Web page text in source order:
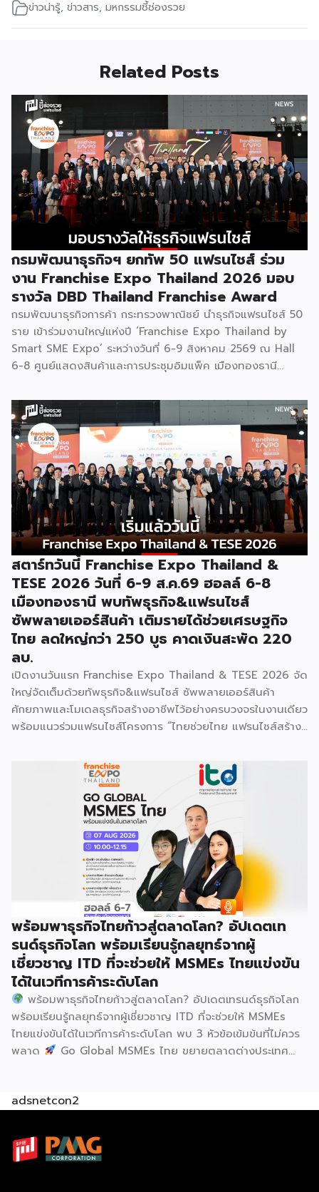
ข่าวน่ารู้, ข่าวสาร, มหกรรมชี้ช่องรวย
Related Posts
กรมพัฒนาธุรกิจฯ ยกทัพ 50 แฟรนไชส์ ร่วม
งาน Franchise Expo Thailand 2026 มอบ
รางวัล DBD Thailand Franchise Award
กรมพัฒนาธุรกิจการค้า กระทรวงพาณิชย์ นำธุรกิจแฟรนไชส์ 50
ราย เข้าร่วมงานใหญ่แห่งปี ‘Franchise Expo Thailand by
Smart SME Expo’ ระหว่างวันที่ 6-9 สิงหาคม 2569 ณ Hall
6-8 ศูนย์แสดงสินค้าและการประชุมอิมแพ็ค เมืองทองธานี
2026 ให้แก่ผู้ประกอบธุรกิจแฟรนไชส์ที่อยู่ในการส่งเสริมสนับสนุน
ของกรมฯ นายพูนพงษ์ นัยนาภากรณ์ อธิบดีกรมพัฒนาธุรกิจ
การค้า กระทรวงพาณิชย์ เปิดเผยภายหลังเป็นประธานเปิดงาน
“งานแฟรนไชส์ เอ็กซ์โป ไทยแลนด์ บาย สมาร์ท เอสเอ็มอี เอ็กซ์
โป (Franchise Expo Thailand by Smart SME Expo)” ซึ่ง
เป็นงานแสดงธุรกิจแฟรนไชส์ชั้นนำที่จัดขึ้นโดย บริษัท พีเอ็มจี
คอร์ปอเรชัน จำกัด เพื่อยกระดับศักยภาพของผู้ประกอบการและ
เจ้าของธุรกิจที่ต้องการขยายกิจการผ่านระบบแฟรนไชส์ […]
สตาร์ทวันนี้ Franchise Expo Thailand &
TESE 2026 วันที่ 6-9 ส.ค.69 ฮอลล์ 6-8
เมืองทองธานี พบทัพธุรกิจ&แฟรนไชส์
ซัพพลายเออร์สินค้า เติมรายได้ช่วยเศรษฐกิจ
ไทย ลดใหญ่กว่า 250 บูธ คาดเงินสะพัด 220
ลบ.
เปิดงานวันแรก Franchise Expo Thailand & TESE 2026 จัด
ใหญ่จัดเต็มด้วยทัพธุรกิจ&แฟรนไชส์ ซัพพลายเออร์สินค้า
ศักยภาพและโมเดลธุรกิจสร้างอาชีพไว้อย่างครบวงจรในงานเดียว
พร้อมแนวร่วมแฟรนไชส์โครงการ “ไทยช่วยไทย แฟรนไชส์สร้าง
รวมกว่า 250 บูธ บนพื้นที่ 15,000 ตารางเมตร หวังเป็นทาง
เลือกสร้างรายได้เพิ่มและพยุงเศรษฐกิจไทยให้ฟื้นตัว เสิร์ฟครบ
จบในงานด้วยสินเชื่อ และทำเลทองทั่วประเทศ พร้อมเสวนาให้
ความรู้โดยผู้ทรงคุณวุฒิคับคั่ง และกิจกรรมเจรจาจับคู่ธุรกิจทั้งใน
และต่างประเทศ งานจัดต่อเนื่องระหว่างวันที่ 6-9 สิงหาคมนี้ ที่
ฮอลล์ 6-8 อิมแพ็คเมืองทองธานี คาดเม็ดเงินสะพัดในงานราว
220 ล้านบาท นายพูนพงษ์ นัยนาภากรณ์ อธิบดีกรมพัฒนา
ธุรกิจการค้า กระทรวงพาณิชย์ กล่าวว่า งาน ” Franchise Expo
Thailand & Thailand E-Commerce Selection Expo
(TESE 2026) เป็นเวทีแสดงธุรกิจแฟรนไชส์และโซลูชั่นส์แบบครบ
วงจร […]
พร้อมพาธุรกิจไทยก้าวสู่ตลาดโลก? อัปเดตเท
รนด์ธุรกิจโลก พร้อมเรียนรู้กลยุทธ์จากผู้
เชี่ยวชาญ ITD ที่จะช่วยให้ MSMEs ไทยแข่งขัน
ได้ในเวทีการค้าระดับโลก
พร้อมพาธุรกิจไทยก้าวสู่ตลาดโลก? อัปเดตเทรนด์ธุรกิจโลก
พร้อมเรียนรู้กลยุทธ์จากผู้เชี่ยวชาญ ITD ที่จะช่วยให้ MSMEs
ไทยแข่งขันได้ในเวทีการค้าระดับโลก พบ 3 หัวข้อเข้มข้นที่ไม่ควร
พลาด
Go Global MSMEs ไทย ขยายตลาดต่างประเทศ
Commerce เปิดตลาดจีน ติดอาวุธ SMEs ไทย สู่ผู้บริโภค
ธุรกิจ ผู้ประกอบการ และผู้ที่กำลังวางแผนขยายตลาด
สิงหาคม 2569 | 10.00 – 12.15 น.
adsnetcon2